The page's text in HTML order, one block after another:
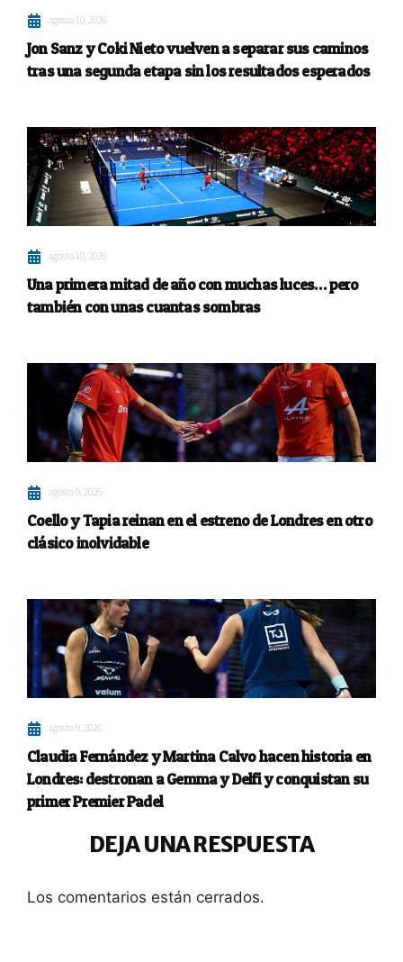
agosto 10, 2026
Jon Sanz y Coki Nieto vuelven a separar sus caminos
tras una segunda etapa sin los resultados esperados
agosto 10, 2026
Una primera mitad de año con muchas luces… pero
también con unas cuantas sombras
agosto 9, 2026
Coello y Tapia reinan en el estreno de Londres en otro
clásico inolvidable
agosto 9, 2026
Claudia Fernández y Martina Calvo hacen historia en
Londres: destronan a Gemma y Delfi y conquistan su
primer Premier Padel
DEJA UNA RESPUESTA
Los comentarios están cerrados.